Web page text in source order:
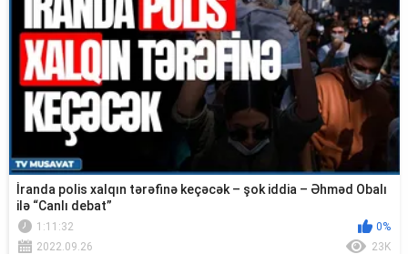
İranda polis xalqın tərəfinə keçəcək – şok iddia – Əhməd Obalı
ilə “Canlı debat”
1:11:32
0%
2022.09.26
23K